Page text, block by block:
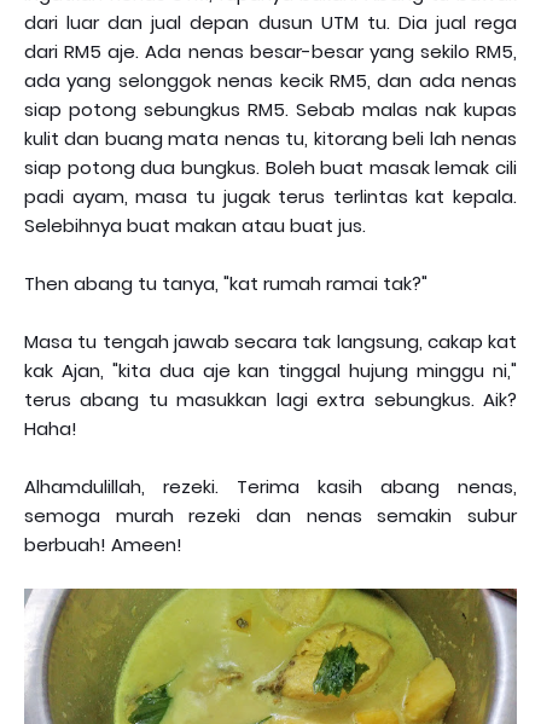
dari luar dan jual depan dusun UTM tu. Dia jual rega
dari RM5 aje. Ada nenas besar-besar yang sekilo RM5,
ada yang selonggok nenas kecik RM5, dan ada nenas
siap potong sebungkus RM5. Sebab malas nak kupas
kulit dan buang mata nenas tu, kitorang beli lah nenas
siap potong dua bungkus. Boleh buat masak lemak cili
padi ayam, masa tu jugak terus terlintas kat kepala.
Selebihnya buat makan atau buat jus.
Then abang tu tanya, "kat rumah ramai tak?"
Masa tu tengah jawab secara tak langsung, cakap kat
kak Ajan, "kita dua aje kan tinggal hujung minggu ni,"
terus abang tu masukkan lagi extra sebungkus. Aik?
Haha!
Alhamdulillah, rezeki. Terima kasih abang nenas,
semoga murah rezeki dan nenas semakin subur
berbuah! Ameen!